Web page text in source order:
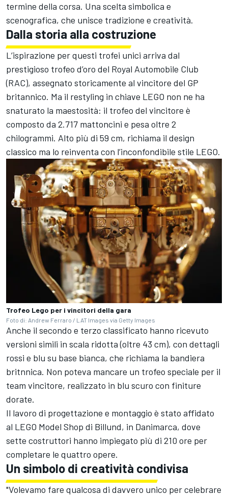
termine della corsa. Una scelta simbolica e
scenografica, che unisce tradizione e creatività.
Dalla storia alla costruzione
L’ispirazione per questi trofei unici arriva dal
prestigioso trofeo d’oro del Royal Automobile Club
(RAC), assegnato storicamente al vincitore del GP
britannico. Ma il restyling in chiave LEGO non ne ha
snaturato la maestosità: il trofeo del vincitore è
composto da 2.717 mattoncini e pesa oltre 2
chilogrammi. Alto più di 59 cm, richiama il design
classico ma lo reinventa con l’inconfondibile stile LEGO.
Trofeo Lego per i vincitori della gara
Foto di: Andrew Ferraro / LAT Images via Getty Images
Anche il secondo e terzo classificato hanno ricevuto
versioni simili in scala ridotta (oltre 43 cm), con dettagli
rossi e blu su base bianca, che richiama la bandiera
britnnica. Non poteva mancare un trofeo speciale per il
team vincitore, realizzato in blu scuro con finiture
dorate.
Il lavoro di progettazione e montaggio è stato affidato
al LEGO Model Shop di Billund, in Danimarca, dove
sette costruttori hanno impiegato più di 210 ore per
completare le quattro opere.
Un simbolo di creatività condivisa
"Volevamo fare qualcosa di davvero unico per celebrare